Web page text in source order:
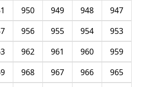
947
948
949
950
953
954
955
956
959
960
961
962
965
966
967
968